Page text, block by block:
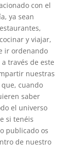
con el
ya sean
y viajar,
ir ordenando
través de este
nuestras
cuando
saber
el universo
si tenéis
publicado os
de nuestro